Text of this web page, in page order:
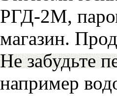
РГД-2М,
магазин.
Не забудьте
например